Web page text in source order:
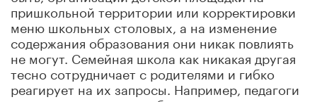
пришкольной территории или корректировки
меню школьных столовых, а на изменение
содержания образования они никак повлиять
не могут. Семейная школа как никакая другая
тесно сотрудничает с родителями и гибко
реагирует на их запросы. Например, педагоги